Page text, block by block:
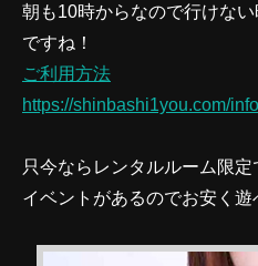
朝も10時からなので行けな
ですね！
ご利用方法
https://shinbashi1you.com/
只今ならレンタルルーム限
イベントがあるのでお安く遊